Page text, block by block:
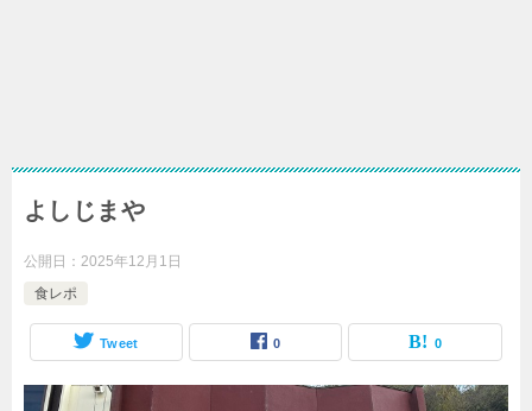
よしじまや
公開日： 2025年12月1日
食レポ
Tweet 0 0